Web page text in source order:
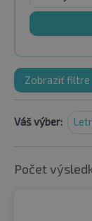
Zobraziť filtre
Váš výber:
Počet